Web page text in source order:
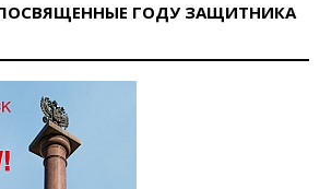
ГОДУ ЗАЩИТНИКА